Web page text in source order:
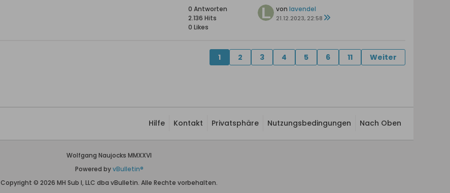
0 Antworten
2.136 Hits
0 Likes
von lavendel
21.12.2023, 22:58
1 2 3 4 5 6 11 Weiter
Hilfe Kontakt Privatsphäre Nutzungsbedingungen Nach Oben
Wolfgang Naujocks MMXXVI
Powered byvBulletin®
Copyright © 2026 MH Sub I, LLC dba vBulletin. Alle Rechte vorbehalten.